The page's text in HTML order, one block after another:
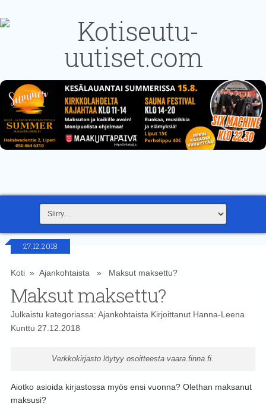
27.12.2018
Koti» Ajankohtaista» Maksut maksettu?
Maksut maksettu?
Julkaistu kategoriassa: AjankohtaistaKirjoittanut Hanna-Leena
Kunttu 27.12.2018
Verkkokirjasto löytyy osoitteesta vaara.finna.fi.
Aiotko asioida kirjastossa myös ensi vuonna? Olethan maksanut
maksusi?